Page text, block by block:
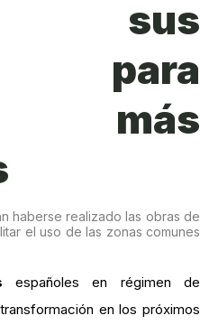
sus
para
más
haberse realizado las obras de
el uso de las zonas comunes
españoles en régimen de
en los próximos